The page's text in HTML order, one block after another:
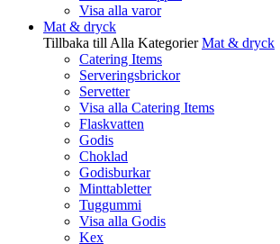
Visa alla varor
Mat & dryck
Tillbaka till Alla Kategorier Mat & dryck
Catering Items
Serveringsbrickor
Servetter
Visa alla Catering Items
Flaskvatten
Godis
Choklad
Godisburkar
Minttabletter
Tuggummi
Visa alla Godis
Kex